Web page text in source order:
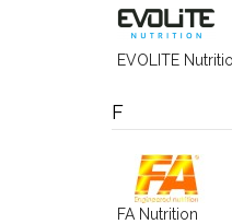
EVOLITE
F
FA Nutrition